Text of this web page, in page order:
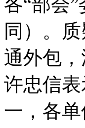
同）。
通外包
许忠信
一，各